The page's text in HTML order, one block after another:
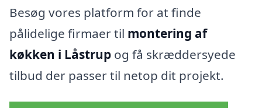
Besøg vores platform for at finde
pålidelige firmaer til montering af
køkken i Låstrup og få skræddersyede
tilbud der passer til netop dit projekt.